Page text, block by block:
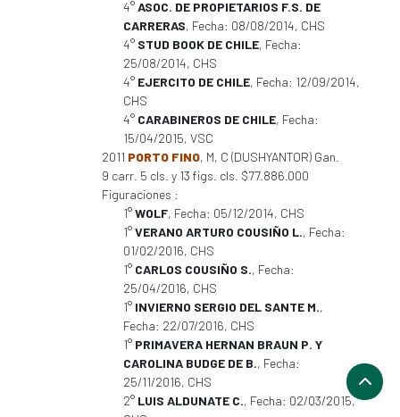
4°ASOC. DE PROPIETARIOS F.S. DE
CARRERAS, Fecha: 08/08/2014, CHS
4° STUD BOOK DE CHILE, Fecha:
25/08/2014, CHS
4° EJERCITO DE CHILE, Fecha: 12/09/2014,
CHS
4° CARABINEROS DE CHILE, Fecha:
15/04/2015, VSC
2011 PORTO FINO, M, C (DUSHYANTOR) Gan.
9 carr. 5 cls. y 13 figs. cls. $77.886.000
Figuraciones :
1°WOLF, Fecha: 05/12/2014, CHS
1°VERANO ARTURO COUSIÑO L., Fecha:
01/02/2016, CHS
1° CARLOS COUSIÑO S., Fecha:
25/04/2016, CHS
1° INVIERNO SERGIO DEL SANTE M.,
Fecha: 22/07/2016, CHS
1° PRIMAVERA HERNAN BRAUN P. Y
CAROLINA BUDGE DE B., Fecha:
25/11/2016, CHS
2° LUIS ALDUNATE C., Fecha: 02/03/2015,